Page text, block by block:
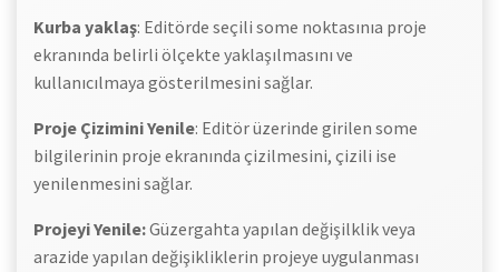
Kurba yaklaş: Editörde seçili some noktasınıa proje
ekranında belirli ölçekte yaklaşılmasını ve
kullanıcılmaya gösterilmesini sağlar.
Proje Çizimini Yenile: Editör üzerinde girilen some
bilgilerinin proje ekranında çizilmesini, çizili ise
yenilenmesini sağlar.
Projeyi Yenile:Güzergahta yapılan değişilklik veya
arazide yapılan değişikliklerin projeye uygulanması